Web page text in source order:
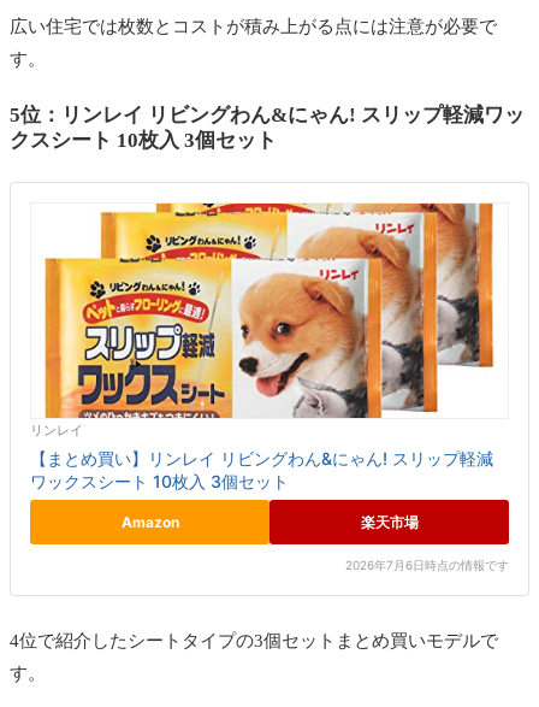
広い住宅では枚数とコストが積み上がる点には注意が必要で
す。
5位：リンレイ リビングわん&にゃん! スリップ軽減ワッ
クスシート 10枚入 3個セット
リンレイ
【まとめ買い】リンレイ リビングわん&にゃん! スリップ軽減
ワックスシート 10枚入 3個セット
Amazon 楽天市場
2026年7月6日時点の情報です
4位で紹介したシートタイプの3個セットまとめ買いモデルで
す。